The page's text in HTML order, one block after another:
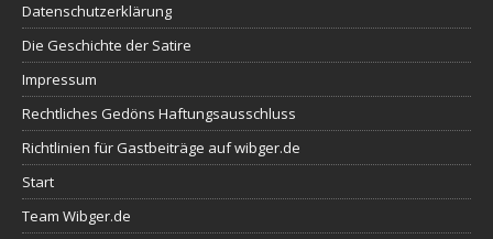
Datenschutzerklärung
Die Geschichte der Satire
Impressum
Rechtliches Gedöns Haftungsausschluss
Richtlinien für Gastbeiträge auf wibger.de
Start
Team Wibger.de